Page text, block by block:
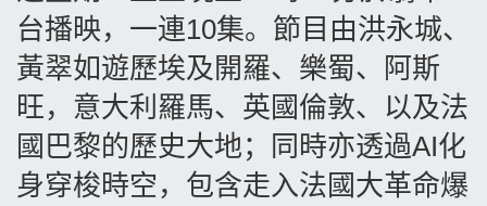
台播映，一連10集。節目由洪永城、
黃翠如遊歷埃及開羅、樂蜀、阿斯
旺，意大利羅馬、英國倫敦、以及法
國巴黎的歷史大地；同時亦透過AI化
身穿梭時空，包含走入法國大革命爆